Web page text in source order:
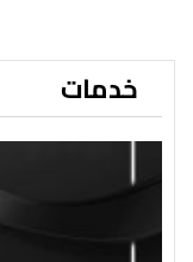
خدمات